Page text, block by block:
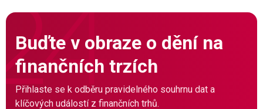
Buďte v obraze o dění na
finančních trzích
Přihlaste se k odběru pravidelného souhrnu dat a
klíčových událostí z finančních trhů.